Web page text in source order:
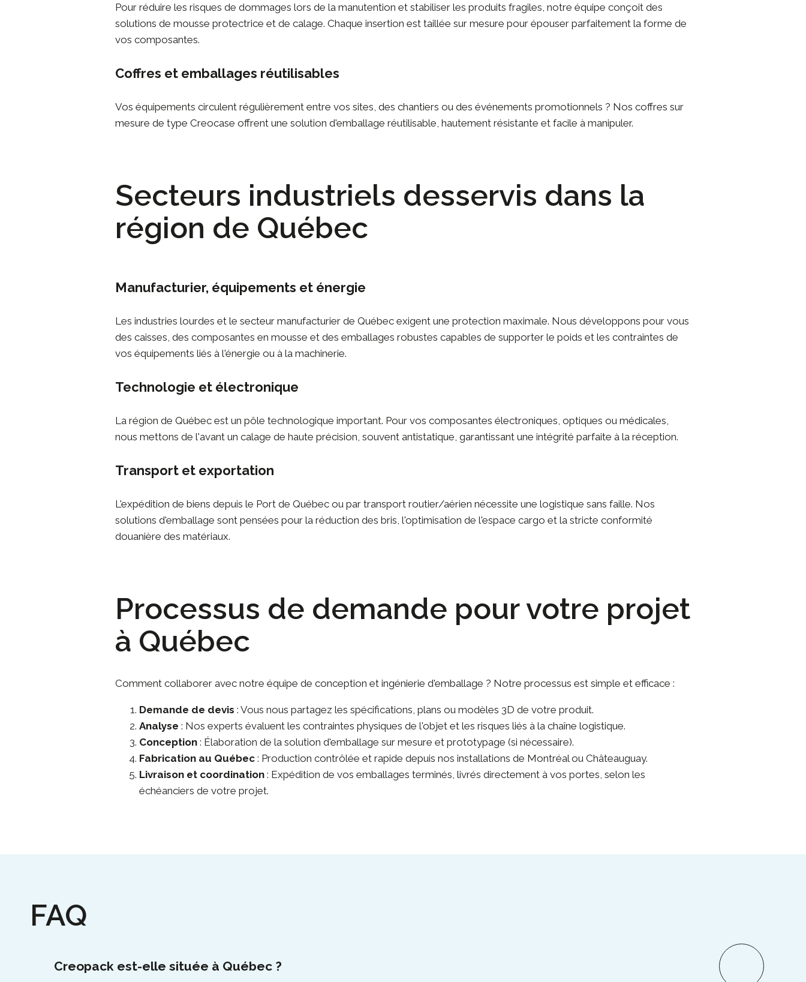
Pour réduire les risques de dommages lors de la manutention et stabiliser les produits fragiles, notre équipe conçoit des
solutions de mousse protectrice et de calage. Chaque insertion est taillée sur mesure pour épouser parfaitement la forme de
vos composantes.
Coffres et emballages réutilisables
Vos équipements circulent régulièrement entre vos sites, des chantiers ou des événements promotionnels ? Nos coffres sur
mesure de type Creocase offrent une solution d'emballage réutilisable, hautement résistante et facile à manipuler.
Secteurs industriels desservis dans la
région de Québec
Manufacturier, équipements et énergie
Les industries lourdes et le secteur manufacturier de Québec exigent une protection maximale. Nous développons pour vous
des caisses, des composantes en mousse et des emballages robustes capables de supporter le poids et les contraintes de
vos équipements liés à l'énergie ou à la machinerie.
Technologie et électronique
La région de Québec est un pôle technologique important. Pour vos composantes électroniques , optiques ou médicales
nous mettons de l'avant un calage de haute précision, souvent antistatique, garantissant une intégrité parfaite à la réception.
Transport et exportation
L'expédition de biens depuis le Port de Québec ou par transport routier/aérien nécessite une logistique sans faille. Nos
solutions d'emballage sont pensées pour la réduction des bris, l'optimisation de l'espace cargo et la stricte conformité
douanière des matériaux.
Processus de demande pour votre projet
à Québec
Comment collaborer avec notre équipe de conception et ingénierie d'emballage ? Notre processus est simple et efficace :
Demande de devis : Vous nous partagez les spécifications, plans ou modèles 3D de votre produit.
Analyse : Nos experts évaluent les contraintes physiques de l'objet et les risques liés à la chaîne logistique.
Conception : Élaboration de la solution d'emballage sur mesure et prototypage (si nécessaire).
Fabrication au Québec : Production contrôlée et rapide depuis nos installations de Montréal ou Châteauguay.
Livraison et coordination : Expédition de vos emballages terminés, livrés directement à vos portes, selon les
échéanciers de votre projet.
FAQ
Creopack est-elle située à Québec ?